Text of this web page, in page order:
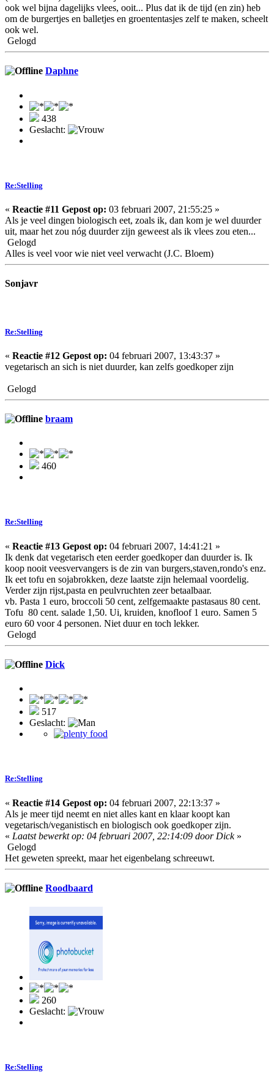
ook wel bijna dagelijks vlees, ooit... Plus dat ik de tijd (en zin) heb
om de burgertjes en balletjes en groententasjes zelf te maken, scheelt
ook wel.
Gelogd
Daphne
438
Geslacht:
Re:Stelling
« Reactie #11 Gepost op: 03 februari 2007, 21:55:25 »
Als je veel dingen biologisch eet, zoals ik, dan kom je wel duurder
uit, maar het zou nóg duurder zijn geweest als ik vlees zou eten...
Gelogd
Alles is veel voor wie niet veel verwacht (J.C. Bloem)
Sonjavr
Re:Stelling
« Reactie #12 Gepost op: 04 februari 2007, 13:43:37 »
vegetarisch an sich is niet duurder, kan zelfs goedkoper zijn
Gelogd
braam
460
Re:Stelling
« Reactie #13 Gepost op: 04 februari 2007, 14:41:21 »
Ik denk dat vegetarisch eten eerder goedkoper dan duurder is. Ik
koop nooit veesvervangers is de zin van burgers,staven,rondo's enz.
Ik eet tofu en sojabrokken, deze laatste zijn helemaal voordelig.
Verder zijn rijst,pasta en peulvruchten zeer betaalbaar.
vb. Pasta 1 euro, broccoli 50 cent, zelfgemaakte pastasaus 80 cent.
Tofu 80 cent. salade 1,50. Ui, kruiden, knofloof 1 euro. Samen 5
euro 60 voor 4 personen. Niet duur en toch lekker.
Gelogd
Dick
517
Geslacht:
Re:Stelling
« Reactie #14 Gepost op: 04 februari 2007, 22:13:37 »
Als je meer tijd neemt en niet alles kant en klaar koopt kan
vegetarisch/veganistisch en biologisch ook goedkoper zijn.
« Laatst bewerkt op: 04 februari 2007, 22:14:09 door Dick»
Gelogd
Het geweten spreekt, maar het eigenbelang schreeuwt.
Roodbaard
260
Geslacht:
Re:Stelling